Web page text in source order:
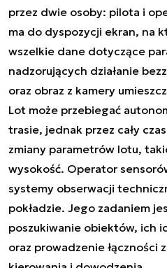
przez dwie osoby: pilota i
ma do dyspozycji ekran, na
wszelkie dane dotyczące
nadzorujących działanie
oraz obraz z kamery
Lot może przebiegać
trasie, jednak przez cały
zmiany parametrów lotu,
wysokość. Operator
systemy obserwacji
pokładzie. Jego zadaniem
poszukiwanie obiektów, ich
oraz prowadzenie łączności